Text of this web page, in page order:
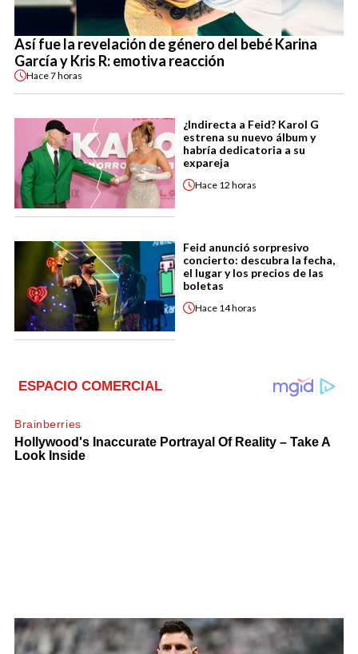
Así fue la revelación de género del bebé Karina
García y Kris R: emotiva reacción
Hace7 horas
¿Indirecta a Feid? Karol G
estrena su nuevo álbum y
habría dedicatoria a su
expareja
Hace 12 horas
Feid anunció sorpresivo
concierto: descubra la fecha,
el lugar y los precios de las
boletas
Hace 14 horas